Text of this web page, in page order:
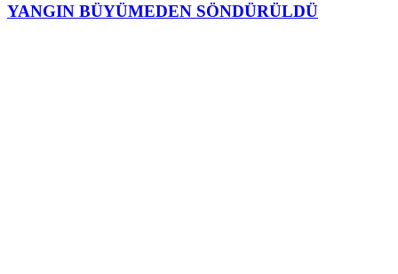
YANGIN BÜYÜMEDEN SÖNDÜRÜLDÜ